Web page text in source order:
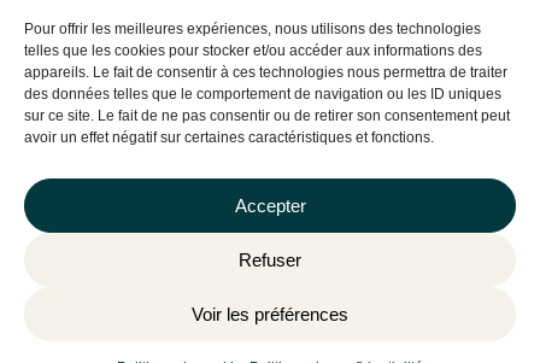
Pour offrir les meilleures expériences, nous utilisons des technologies
telles que les cookies pour stocker et/ou accéder aux informations des
appareils. Le fait de consentir à ces technologies nous permettra de traiter
des données telles que le comportement de navigation ou les ID uniques
sur ce site. Le fait de ne pas consentir ou de retirer son consentement peut
avoir un effet négatif sur certaines caractéristiques et fonctions.
Accepter
Refuser
Voir les préférences
Consultation
Contact
Informations légales
Politique de confidentialité
Politique de cookies (UE)